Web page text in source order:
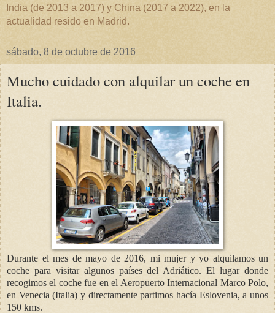
India (de 2013 a 2017) y China (2017 a 2022), en la
actualidad resido en Madrid.
sábado, 8 de octubre de 2016
Mucho cuidado con alquilar un coche en
Italia.
Durante el mes de mayo de 2016, mi mujer y yo alquilamos un
coche para visitar algunos países del Adriático. El lugar donde
recogimos el coche fue en el Aeropuerto Internacional Marco Polo,
en Venecia (Italia) y directamente partimos hacía Eslovenia, a unos
150 kms.